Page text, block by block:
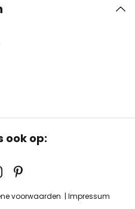
ook op:
voorwaarden
Impressum